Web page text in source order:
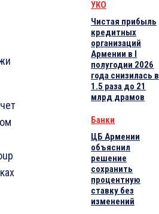
УКО
Чистая прибыль
кредитных
организаций
Армении в I
полугодии 2026
года снизилась в
1.5 раза до 21
млрд драмов
Банки
ЦБ Армении
объяснил
решение
сохранить
процентную
ставку без
изменений